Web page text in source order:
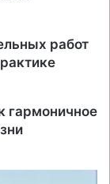
работ
гармоничное